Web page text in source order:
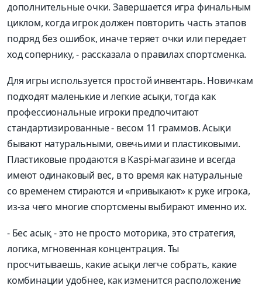
дополнительные очки. Завершается игра финальным
циклом, когда игрок должен повторить часть этапов
подряд без ошибок, иначе теряет очки или передает
ход сопернику, - рассказала о правилах спортсменка.
Для игры используется простой инвентарь. Новичкам
подходят маленькие и легкие асықи, тогда как
профессиональные игроки предпочитают
стандартизированные - весом 11 граммов. Асықи
бывают натуральными, овечьими и пластиковыми.
Пластиковые продаются в Kaspi-магазине и всегда
имеют одинаковый вес, в то время как натуральные
со временем стираются и «привыкают» к руке игрока,
из-за чего многие спортсмены выбирают именно их.
- Бес асық - это не просто моторика, это стратегия,
логика, мгновенная концентрация. Ты
просчитываешь, какие асықи легче собрать, какие
комбинации удобнее, как изменится расположение